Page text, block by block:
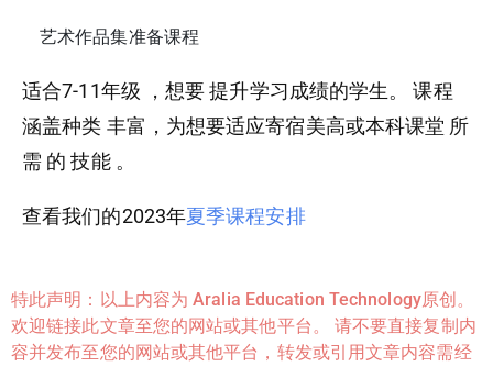
艺术作品集准备课程
适合7-11年级 ，想要 提升学习成绩的学生。 课程
涵盖种类 丰富，为想要适应寄宿美高或本科课堂 所
需 的 技能 。
查看我们的2023年夏季课程安排
特此声明：以上内容为 Aralia Education Technology原创。
欢迎链接此文章至您的网站或其他平台。 请不要直接复制内
容并发布至您的网站或其他平台，转发或引用文章内容需经